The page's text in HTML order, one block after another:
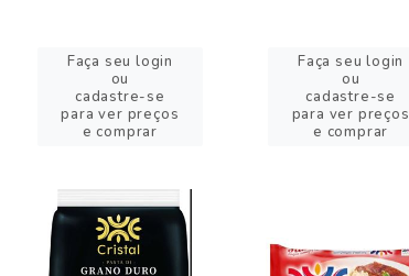
Faça seu login
ou
cadastre-se
para ver preços
e comprar
Faça seu login
ou
cadastre-se
para ver preços
e comprar